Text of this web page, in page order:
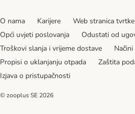
O nama Karijere Web stranica tvrtke
Opći uvjeti poslovanja
Odustati od
Troškovi slanja i vrijeme dostave
Propisi o uklanjanju otpada
Zaštita
Izjava o pristupačnosti
© zooplus SE 2026